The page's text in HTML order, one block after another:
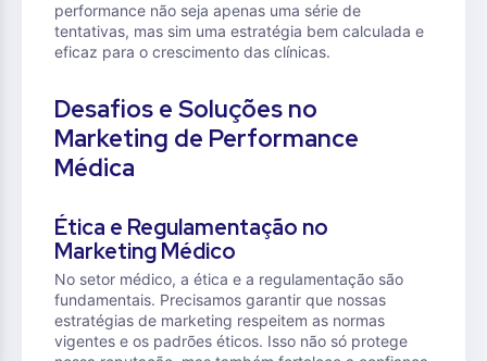
performance não seja apenas uma série de
tentativas, mas sim uma estratégia bem calculada e
eficaz para o crescimento das clínicas.
Desafios e Soluções no
Marketing de Performance
Médica
Ética e Regulamentação no
Marketing Médico
No setor médico, a ética e a regulamentação são
fundamentais. Precisamos garantir que nossas
estratégias de marketing respeitem as normas
vigentes e os padrões éticos. Isso não só protege